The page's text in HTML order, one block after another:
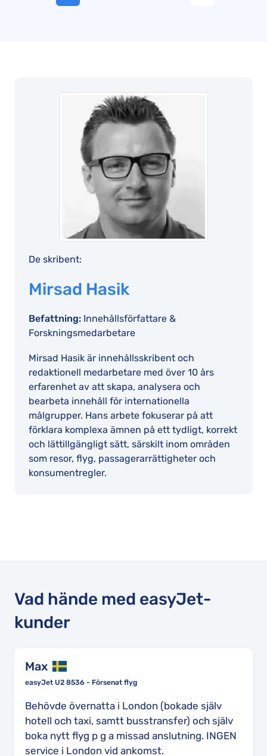
De skribent:
Mirsad Hasik
Befattning: Innehållsförfattare &
Forskningsmedarbetare
Mirsad Hasik är innehållsskribent och
redaktionell medarbetare med över 10 års
erfarenhet av att skapa, analysera och
bearbeta innehåll för internationella
målgrupper. Hans arbete fokuserar på att
förklara komplexa ämnen på ett tydligt, korrekt
och lättillgängligt sätt, särskilt inom områden
som resor, flyg, passagerarrättigheter och
konsumentregler.
Vad hände med easyJet-
kunder
Max
easyJet U2 8536 - Försenat flyg
Behövde övernatta i London (bokade själv
hotell och taxi, samtt busstransfer) och själv
boka nytt flyg p g a missad anslutning. INGEN
service i London vid ankomst.